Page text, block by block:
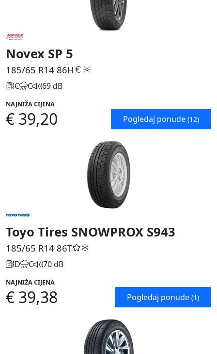
Novex SP 5
185/65 R14 86H
C C 69 dB
NAJNIŽA CIJENA
€ 39,20 Pogledaj ponude (12)
Toyo Tires SNOWPROX S943
185/65 R14 86T
D C 70 dB
NAJNIŽA CIJENA
€ 39,38 Pogledaj ponude (1)